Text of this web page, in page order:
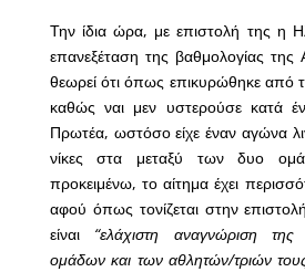
Την ίδια ώρα, με επιστολή της η
επανεξέταση της βαθμολογίας
θεωρεί ότι όπως επικυρώθηκε από
καθώς ναι μεν υστερούσε κατά
Πρωτέα, ωστόσο είχε έναν αγώνα
νίκες στα μεταξύ των δυο
προκειμένω, το αίτημα έχει
αφού όπως τονίζεται στην
είναι “ελάχιστη αναγνώριση
ομάδων και των αθλητών/τριών